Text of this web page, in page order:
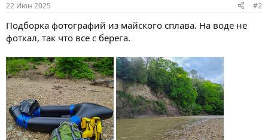
22 Июн 2025 #2
Подборка фотографий из майского сплава. На воде не
фоткал, так что все с берега.